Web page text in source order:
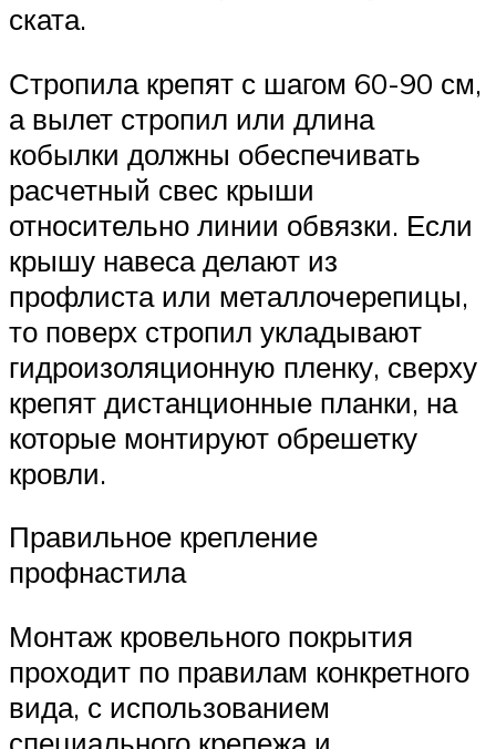
ската.
Стропила крепят с шагом 60-90 см,
а вылет стропил или длина
кобылки должны обеспечивать
расчетный свес крыши
относительно линии обвязки. Если
крышу навеса делают из
профлиста или металлочерепицы,
то поверх стропил укладывают
гидроизоляционную пленку, сверху
крепят дистанционные планки, на
которые монтируют обрешетку
кровли.
Правильное крепление
профнастила
Монтаж кровельного покрытия
проходит по правилам конкретного
вида, с использованием